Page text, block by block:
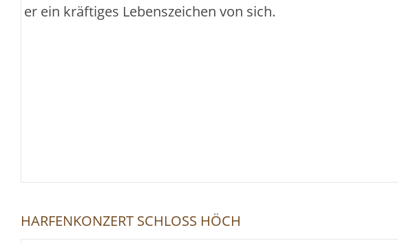
er ein kräftiges Lebenszeichen von sich.
HARFENKONZERT SCHLOSS HÖCH